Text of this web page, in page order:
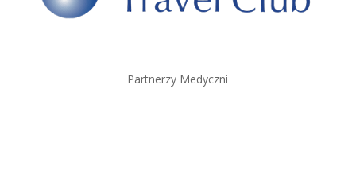
Partnerzy Medyczni